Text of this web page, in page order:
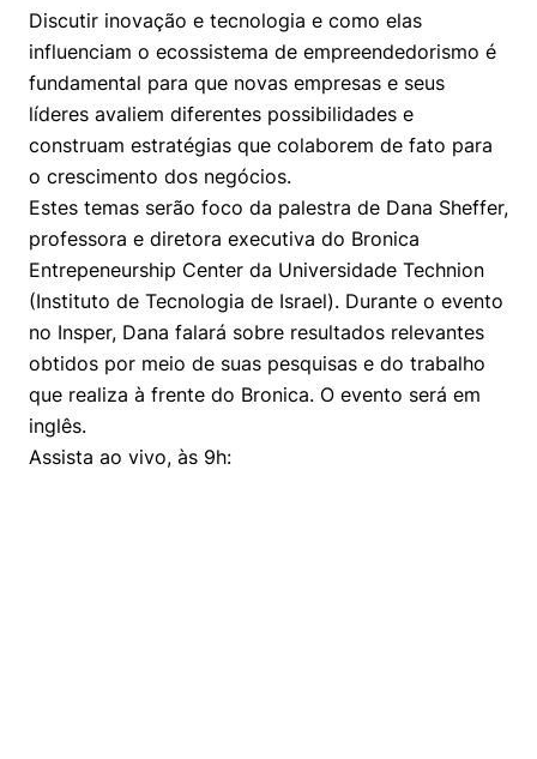
Todas as Engenharias
Engenharia de Computação
Engenharia de Produção
Engenharia Mecânica
Direito
Núcleo de Carreiras
Hub de Inovação e Empreendedorismo
Como funciona
Prêmio Duda Ermírio de Moraes
Resolução Eficaz de Problemas
Oportunidade de Negócios
Trabalhe conosco
Sala de Imprensa
Centros de Conhecimento
Cátedras
Centro de Dados e IA
Biblioteca Telles
Repositório Institucional
Pesquisa na Graduação
Seminários Acadêmicos
Comitê de Ética em Pesquisa
Carreiras e Cursos
Eventos
Newsletters
Notícias
Youtube
Instagram
Linkedin
Unidades Acadêmicas
Gestão e Economia
Engenharia e Ciência da Computação
Direito
Corpo Docente
Busca por docentes
Prêmios de Excelência
Ensino e aprendizagem
Fale Conosco
Atendimento
Visite o Insper
Canal de Ética
Ouvidoria
Portal da Privacidade
Discutir inovação e tecnologia e como elas
influenciam o ecossistema de empreendedorismo é
fundamental para que novas empresas e seus
líderes avaliem diferentes possibilidades e
construam estratégias que colaborem de fato para
o crescimento dos negócios.
Estes temas serão foco da palestra de Dana Sheffer,
professora e diretora executiva do Bronica
Entrepeneurship Center da Universidade Technion
(Instituto de Tecnologia de Israel). Durante o evento
no Insper, Dana falará sobre resultados relevantes
obtidos por meio de suas pesquisas e do trabalho
que realiza à frente do Bronica. O evento será em
inglês.
Assista ao vivo, às 9h: